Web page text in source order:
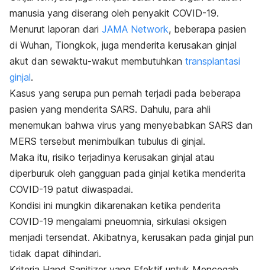
manusia yang diserang oleh penyakit COVID-19.
Menurut laporan dari JAMA Network, beberapa pasien
di Wuhan, Tiongkok, juga menderita kerusakan ginjal
akut dan sewaktu-wakut membutuhkan transplantasi
ginjal.
Kasus yang serupa pun pernah terjadi pada beberapa
pasien yang menderita SARS. Dahulu, para ahli
menemukan bahwa virus yang menyebabkan SARS dan
MERS tersebut menimbulkan tubulus di ginjal.
Maka itu, risiko terjadinya kerusakan ginjal atau
diperburuk oleh gangguan pada ginjal ketika menderita
COVID-19 patut diwaspadai.
Kondisi ini mungkin dikarenakan ketika penderita
COVID-19 mengalami pneuomnia, sirkulasi oksigen
menjadi tersendat. Akibatnya, kerusakan pada ginjal pun
tidak dapat dihindari.